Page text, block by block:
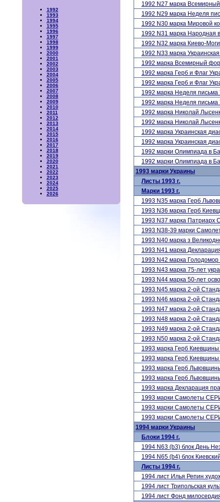
1992
1993
1994
1995
1996
1997
1998
1999
2000
2001
2002
2003
2004
2005
2006
2007
2008
2009
2010
2011
2012
2013
2014
2015
2016
2017
2018
2019
2020
2021
2022
2023
2024
2025
2026
1992 N27 марка
1992 N29 марка Неделя
1992 N30 марка Мировой
1992 N31 марка Народная
1992 N32 марка Киево-
1992 N33 марка
1992 марка Всемирный
1992 марка Герб и Флаг
1992 марка Герб и Флаг
1992 марка Неделя
1992 марка Неделя
1992 марка Николай
1992 марка Николай
1992 марка Украинская
1992 марка Украинская
1992 марки Олимпиада в
1992 марки Олимпиада в
1993 марки Украины
Листы 1993 г.
Марки 1993 г.
1993 N35 марка Герб
1993 N36 марка Герб
1993 N37 марка Патриарх
1993 N38-39 марки
1993 N40 марка з
1993 N41 марка
1993 N42 марка Голодомор
1993 N43 марка 75-лет
1993 N44 марка 50-лет
1993 N45 марка 2-ой
1993 N46 марка 2-ой
1993 N47 марка 2-ой
1993 N48 марка 2-ой
1993 N49 марка 2-ой
1993 N50 марка 2-ой
1993 марка Герб
1993 марка Герб
1993 марка Герб
1993 марка Герб
1993 марка Декларация
1993 марки Самолеты
1993 марки Самолеты
1993 марки Самолеты
1994 марки Украины
Блоки 1994 г.
1994 N63 (b3) блок День
1994 N65 (b4) блок
Листы 1994 г.
1994 лист Илья Репин
1994 лист Трипольская
1994 лист Фонд